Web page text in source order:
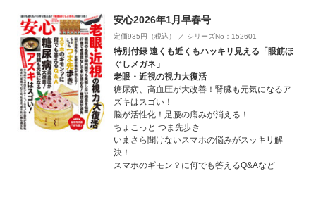
安心2026年1月早春号
定価935円（税込） ／ シリーズNo：152601
特別付録 遠くも近くもハッキリ見える「眼筋ほ
ぐしメガネ」
老眼・近視の視力大復活
糖尿病、高血圧が大改善！腎臓も元気になるア
ズキはスゴい！
脳が活性化！足腰の痛みが消える！
ちょこっと つま先歩き
いまさら聞けないスマホの悩みがスッキリ解
決！
スマホのギモン？に何でも答えるQ&Aなど